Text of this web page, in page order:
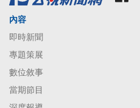
內容
即時新聞
專題策展
數位敘事
當期節目